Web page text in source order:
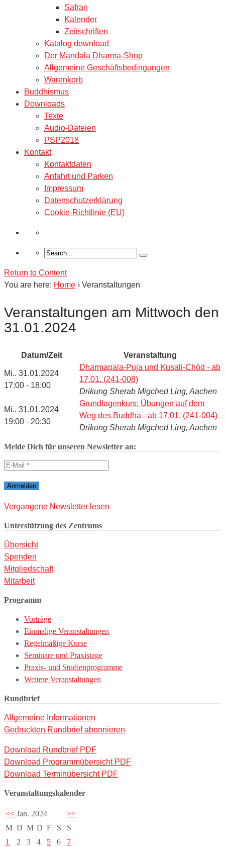
Safran
Kalender
Zeitschriften
Katalog download
Der Mandala Dharma-Shop
Allgemeine Geschäftsbedingungen
Warenkorb
Buddhismus
Downloads
Texte
Audio-Dateien
PSP2018
Kontakt
Kontaktdaten
Anfahrt und Parken
Impressum
Datenschutzerklärung
Cookie-Richtlinie (EU)
Return to Content
You are here: Home › Veranstaltungen
Veranstaltungen am Mittwoch den
31.01.2024
Datum/Zeit Veranstaltung
Mi.. 31.01.2024
17:00 - 18:00
Dharmapala-Puja und Kusali-Chöd - ab
17.01. (241-008)
Drikung Sherab Migched Ling, Aachen
Mi.. 31.01.2024
19:00 - 20:30
Grundlagenkurs: Übungen auf dem
Weg des Buddha - ab 17.01. (241-004)
Drikung Sherab Migched Ling, Aachen
Melde Dich für unseren Newsletter an:
Vergangene Newsletter lesen
Unterstützung des Zentrums
Übersicht
Spenden
Mitgliedschaft
Mitarbeit
Programm
Vorträge
Einmalige Veranstaltungen
Regelmäßige Kurse
Seminare und Praxistage
Praxis- und Studienprogramme
Weitere Veranstaltungen
Rundbrief
Allgemeine Informationen
Gedruckten Rundbrief abonnieren
Download Rundbrief PDF
Download Programmübersicht PDF
Download Terminübersicht PDF
Veranstaltungskalender
<< Jan. 2024
>>
M D M D F S
S
1
2 3 4 5 6 7